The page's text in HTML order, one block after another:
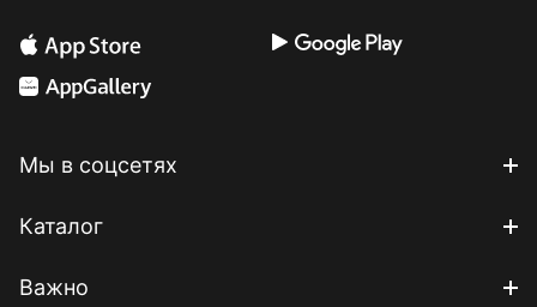
Мы в соцсетях
Каталог
Важно